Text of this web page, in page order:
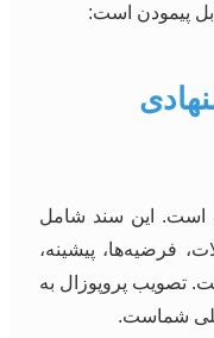
پیمودن است:
است. این سند شامل
فرضیه‌ها، پیشینه،
تصویب پروپوزال به
شماست.